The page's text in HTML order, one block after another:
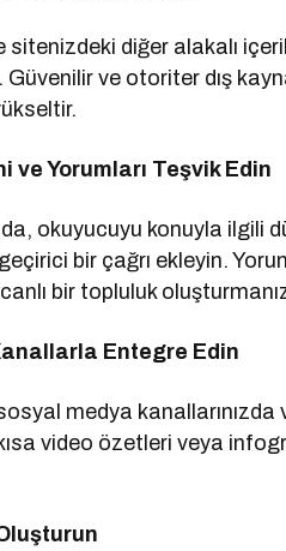
sitenizdeki diğer alakalı
Güvenilir ve otoriter dış
ve Yorumları Teşvik Edin
okuyucuyu konuyla ilgili
bir çağrı ekleyin.
bir topluluk
Entegre Edin
sosyal medya
video özetleri veya